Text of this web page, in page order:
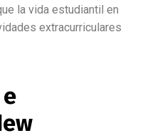
la vida estudiantil en
extracurriculares